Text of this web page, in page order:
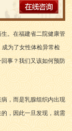
。在福建省二院健康管
成为了女性体检异常检
事？我们又该如何预防
，而是乳腺组织内出现
，因此一旦发现，就需